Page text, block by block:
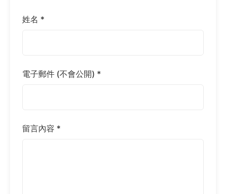
姓名 *
電子郵件 (不會公開) *
留言內容 *